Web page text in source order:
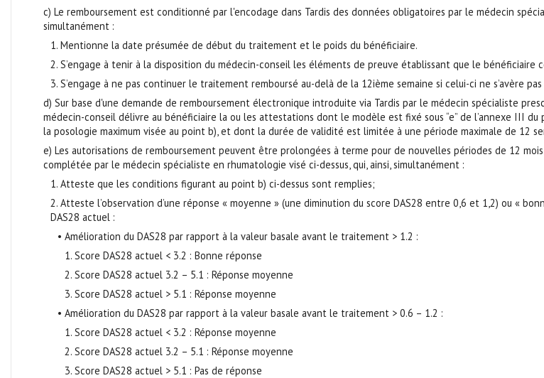
c) Le remboursement est conditionné par l'encodage dans Tardis des données obligatoires par le médecin
simultanément :
1. Mentionne la date présumée de début du traitement et le poids du bénéficiaire.
2. S’engage à tenir à la disposition du médecin-conseil les éléments de preuve établissant que le
3. S’engage à ne pas continuer le traitement remboursé au-delà de la 12ième semaine si celui-ci ne s’avère
d) Sur base d'une demande de remboursement électronique introduite via Tardis par le médecin spécialiste
médecin-conseil délivre au bénéficiaire la ou les attestations dont le modèle est fixé sous “e” de l’annexe III
la posologie maximum visée au point b), et dont la durée de validité est limitée à une période maximale de 12
e) Les autorisations de remboursement peuvent être prolongées à terme pour de nouvelles périodes de 12
complétée par le médecin spécialiste en rhumatologie visé ci-dessus, qui, ainsi, simultanément :
1. Atteste que les conditions figurant au point b) ci-dessus sont remplies;
2. Atteste l’observation d’une réponse « moyenne » (une diminution du score DAS28 entre 0,6 et 1,2) ou «
DAS28 actuel :
• Amélioration du DAS28 par rapport à la valeur basale avant le traitement > 1.2 :
1. Score DAS28 actuel < 3.2 : Bonne réponse
2. Score DAS28 actuel 3.2 – 5.1 : Réponse moyenne
3. Score DAS28 actuel > 5.1 : Réponse moyenne
• Amélioration du DAS28 par rapport à la valeur basale avant le traitement > 0.6 – 1.2 :
1. Score DAS28 actuel < 3.2 : Réponse moyenne
2. Score DAS28 actuel 3.2 – 5.1 : Réponse moyenne
3. Score DAS28 actuel > 5.1 : Pas de réponse